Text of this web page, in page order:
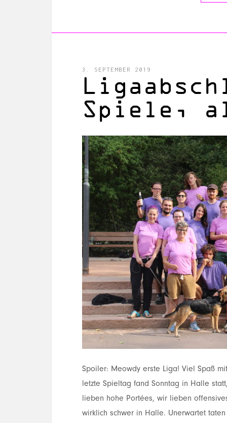
3. SEPTEMBER 2019
Spiele,
Spoiler: Meowdy erste Liga! Viel Spaß
letzte Spieltag fand Sonntag in Halle
lieben hohe Portées, wir lieben
wirklich schwer in Halle. Unerwartet